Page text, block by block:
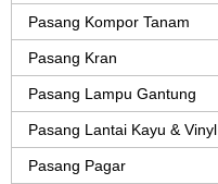
Pasang Kompor Tanam
Pasang Kran
Pasang Lampu Gantung
Pasang Lantai Kayu & Vinyl
Pasang Pagar